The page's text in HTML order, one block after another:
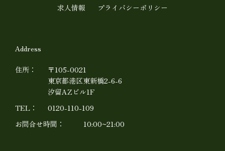
求人情報
プライバシーポリシー
Address
住所：
〒105-0021
東京都港区東新橋2-6-6
汐留AZビル1F
TEL：
0120-110-109
お問合せ時間：
10:00~21:00